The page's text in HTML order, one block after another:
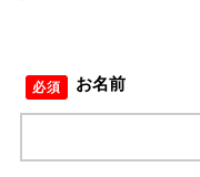
お名前
必須